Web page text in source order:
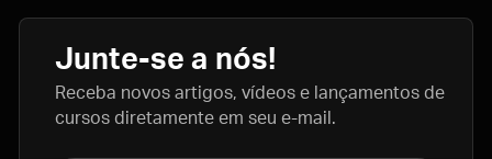
Junte-se a nós!
Receba novos artigos, vídeos e lançamentos de
cursos diretamente em seu e-mail.